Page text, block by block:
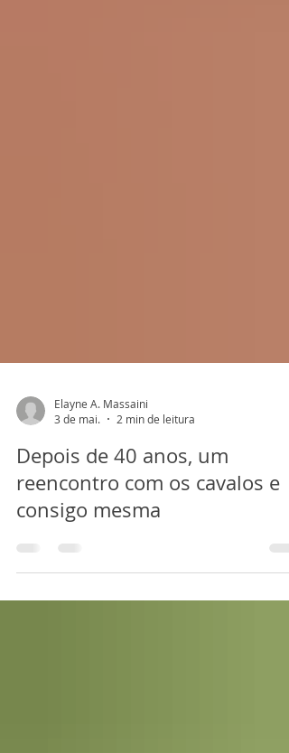
3 de mai.
2 min de leitura
Depois de 40 anos, um
reencontro com os cavalos e
consigo mesma